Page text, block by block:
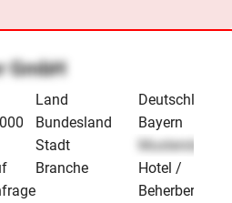
GmbH
Land
Deutschland
Bundesland
Bayern
Stadt
Musterstadt
Branche
Hotel /
Beherbergung